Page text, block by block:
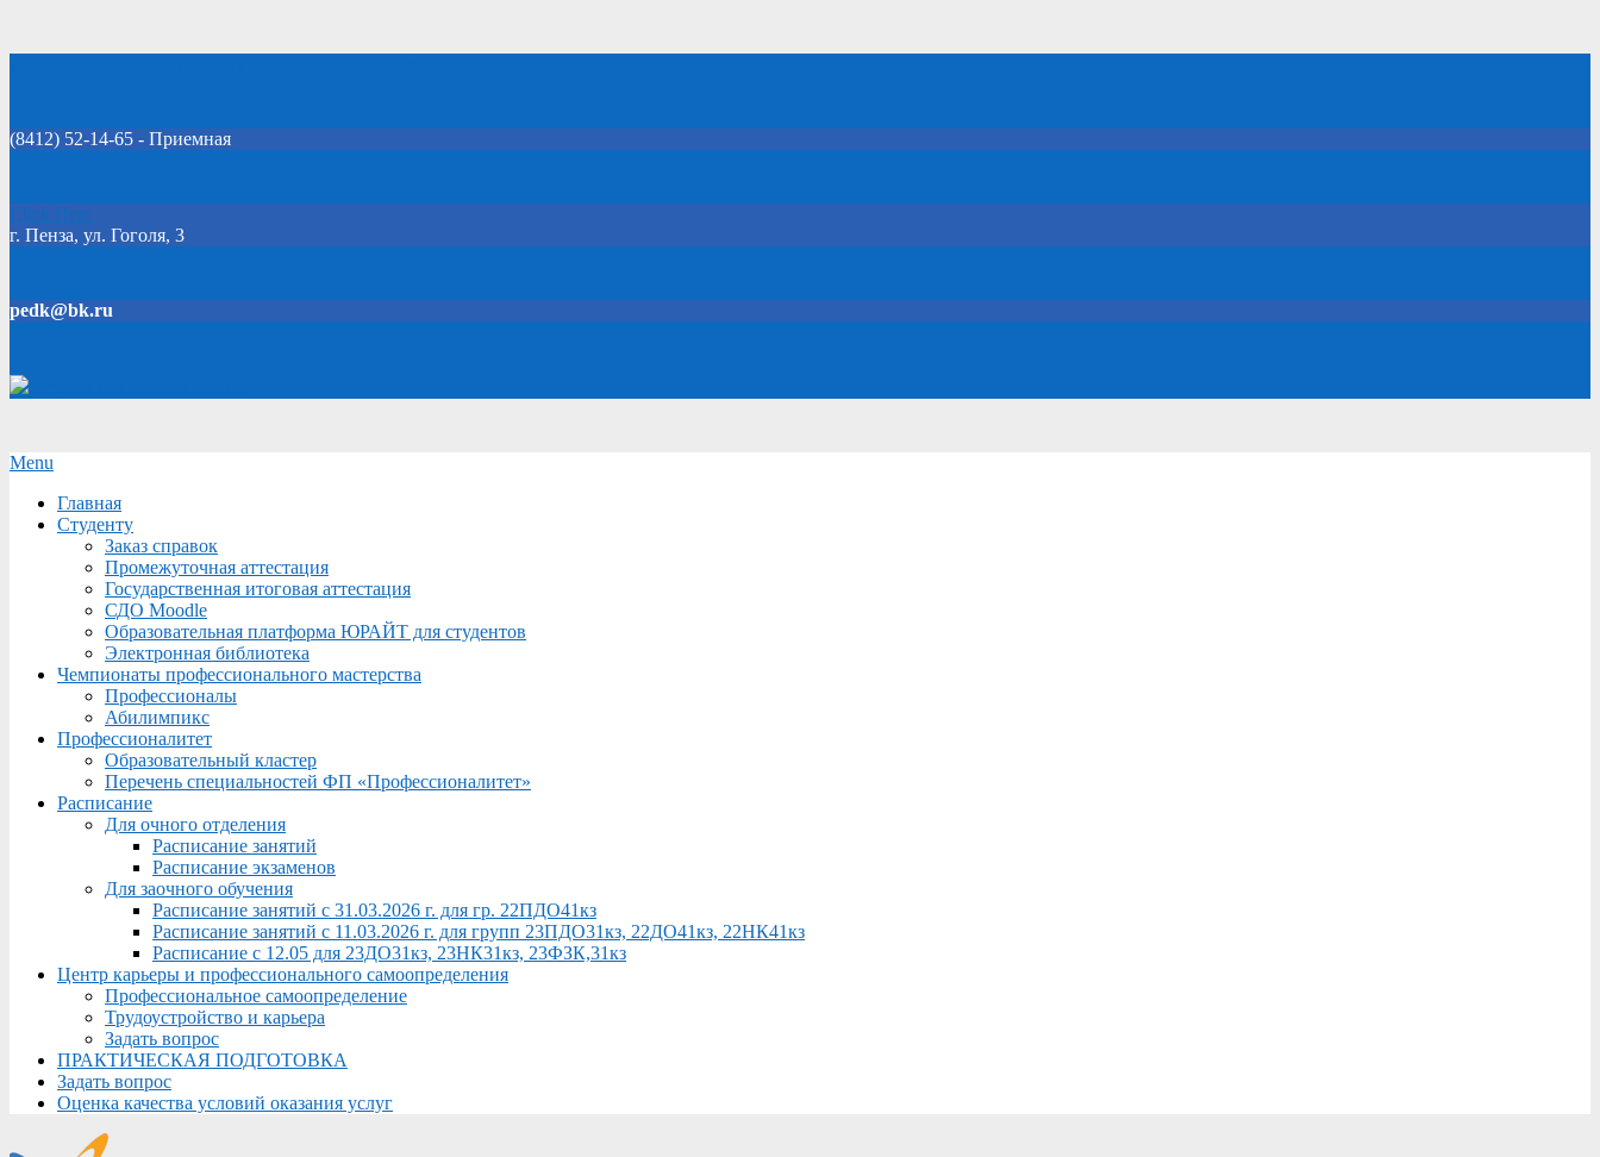
(8412) 52-14-65 - Приемная
Click Here
г. Пенза, ул. Гоголя, 3
pedk@bk.ru
Secondary
Menu
Menu
Главная
Студенту
Заказ справок
Промежуточная аттестация
Государственная итоговая аттестация
СДО Moodle
Образовательная платформа ЮРАЙТ для студентов
Электронная библиотека
Чемпионаты профессионального мастерства
Профессионалы
Абилимпикс
Профессионалитет
Образовательный кластер
Перечень специальностей ФП «Профессионалитет»
Расписание
Для очного отделения
Расписание занятий
Расписание экзаменов
Для заочного обучения
Расписание занятий с 31.03.2026 г. для гр. 22ПДО41кз
Расписание занятий с 11.03.2026 г. для групп 23ПДО31кз, 22ДО41кз, 22НК41кз
Расписание с 12.05 для 23ДО31кз, 23НК31кз, 23ФЗК,31кз
Центр карьеры и профессионального самоопределения
Профессиональное самоопределение
Трудоустройство и карьера
Задать вопрос
ПРАКТИЧЕСКАЯ ПОДГОТОВКА
Задать вопрос
Оценка качества условий оказания услуг